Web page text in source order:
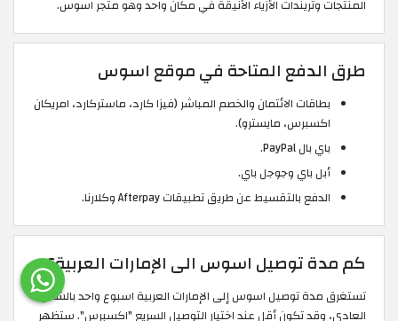
المنتجات وتريندات الأزياء الأنيقة في مكان واحد وهو متجر اسوس.
طرق الدفع المتاحة في موقع اسوس
بطاقات الائتمان والخصم المباشر (فيزا كارد، ماستركارد، امريكان
اكسبرس، مايسترو).
باي بال PayPal.
أبل باي وجوجل باي.
الدفع بالتقسيط عن طريق تطبيقات Afterpay وكلارنا.
كم مدة توصيل اسوس الى الإمارات العربية؟
تستغرق مدة توصيل اسوس إلى الإمارات العربية اسبوع واحد بالشحن
العادي، وقد تكون أقل عند اختيار التوصيل السريع "اكسبرس". ستظهر